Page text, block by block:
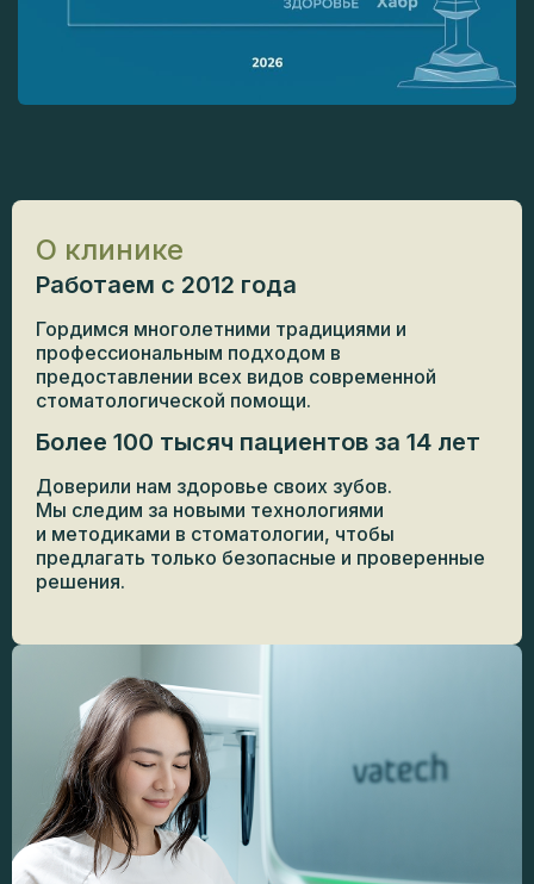
О клинике
Работаем с 2012 года
Гордимся многолетними традициями и
профессиональным подходом в
предоставлении всех видов современной
стоматологической помощи.
Более 100 тысяч пациентов за 14 лет
Доверили нам здоровье своих зубов.
Мы следим за новыми технологиями
и методиками в стоматологии, чтобы
предлагать только безопасные и проверенные
решения.